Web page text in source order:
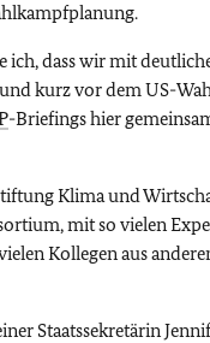
ich, dass wir mit
kurz vor dem US-
-Briefings hier
Klima und
mit so vielen
Kollegen aus
Staatssekretärin